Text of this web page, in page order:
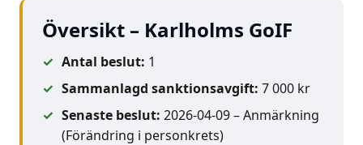
Översikt – Karlholms GoIF
Antal beslut: 1
Sammanlagd sanktionsavgift: 7 000 kr
Senaste beslut: 2026-04-09 – Anmärkning
(Förändring i personkrets)